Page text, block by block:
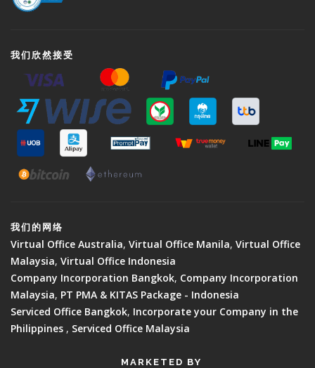
我们欣然接受
我们的网络
Virtual Office Australia, Virtual Office Manila, Virtual Office
Malaysia, Virtual Office Indonesia
Company Incorporation Bangkok, Company Incorporation
Malaysia, PT PMA & KITAS Package - Indonesia
Serviced Office Bangkok, Incorporate your Company in the
Philippines , Serviced Office Malaysia
MARKETED BY